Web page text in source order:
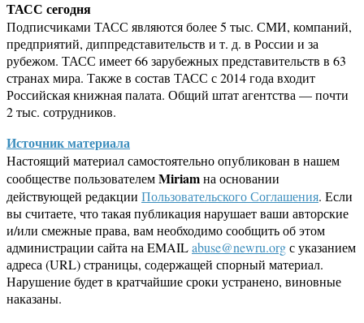
ТАСС сегодня
Подписчиками ТАСС являются более 5 тыс. СМИ, компаний,
предприятий, диппредставительств и т. д. в России и за
рубежом. ТАСС имеет 66 зарубежных представительств в 63
странах мира. Также в состав ТАСС с 2014 года входит
Российская книжная палата. Общий штат агентства — почти
2 тыс. сотрудников.
Источник материала
Настоящий материал самостоятельно опубликован в нашем
сообществе пользователемMiriamна основании
действующей редакции Пользовательского Соглашения. Если
вы считаете, что такая публикация нарушает ваши авторские
и/или смежные права, вам необходимо сообщить об этом
администрации сайта на EMAILabuse@newru.orgс указанием
адреса (URL) страницы, содержащей спорный материал.
Нарушение будет в кратчайшие сроки устранено, виновные
наказаны.